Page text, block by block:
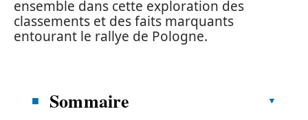
ensemble dans cette exploration des
classements et des faits marquants
entourant le rallye de Pologne.
Sommaire